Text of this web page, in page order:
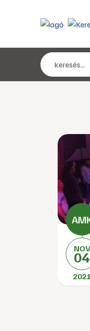
NOV
04
2021